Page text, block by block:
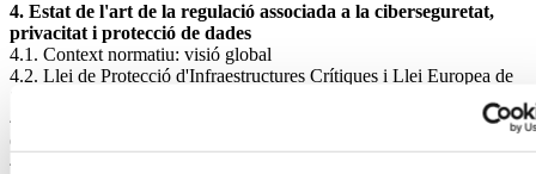
4. Estat de l'art de la regulació associada a la ciberseguretat,
privacitat i protecció de dades
4.1. Context normatiu: visió global
4.2. Llei de Protecció d'Infraestructures Crítiques i Llei Europea de
4.3. Esquema Nacional de Seguretat en l'àmbit de l'administració
electrònica
4.4. Fonaments del Reglament Europeu de Protecció de Dades